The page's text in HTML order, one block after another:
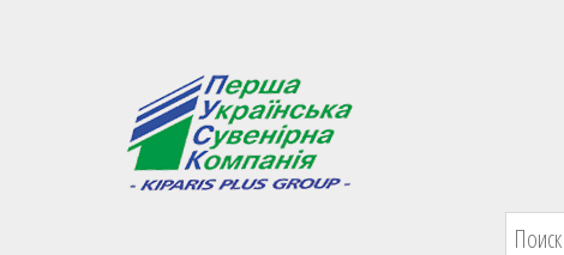
Первая Украинская Сувенирная Компания